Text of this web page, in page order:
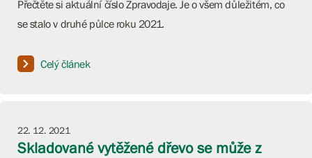
Přečtěte si aktuální číslo Zpravodaje. Je o všem důležitém, co
se stalo v druhé půlce roku 2021.
Celý článek
22. 12. 2021
Skladované vytěžené dřevo se může z